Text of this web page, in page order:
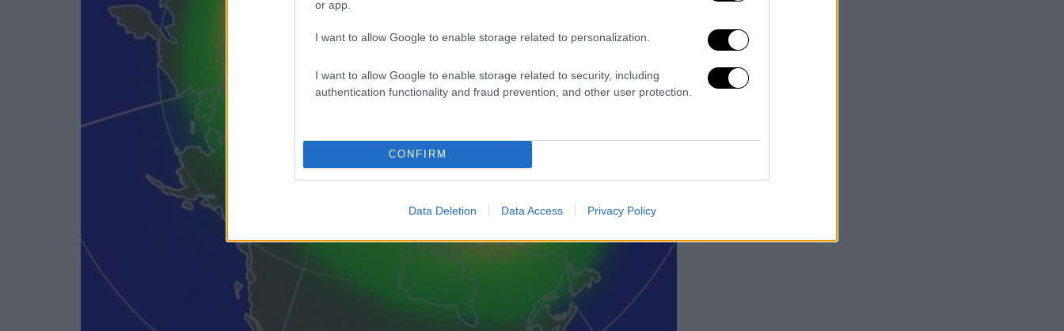
or app.
I want to allow Google to enable storage related to personalization.
I want to allow Google to enable storage related to security, including
authentication functionality and fraud prevention, and other user protection.
CONFIRM
Data Deletion Data Access Privacy Policy